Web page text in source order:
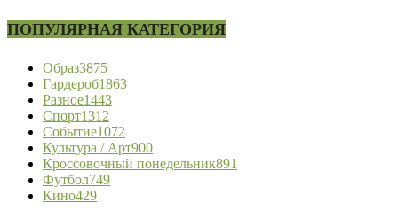
ПОПУЛЯРНАЯ КАТЕГОРИЯ
Образ3875
Гардероб1863
Разное1443
Спорт1312
Событие1072
Культура / Арт900
Кроссовочный понедельник891
Футбол749
Кино429